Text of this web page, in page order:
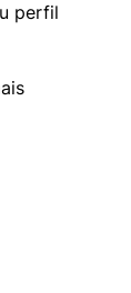
perfil